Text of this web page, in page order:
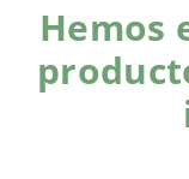
Hemos